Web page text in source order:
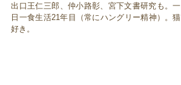
出口王仁三郎、仲小路彰、宮下文書研究も。一
日一食生活21年目（常にハングリー精神）。猫
好き。